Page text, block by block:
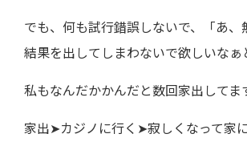
でも、何も試行錯誤しないで、「あ、
結果を出してしまわないで欲しいなぁ
私もなんだかかんだと数回家出して
家出➤カジノに行く➤寂しくなって家